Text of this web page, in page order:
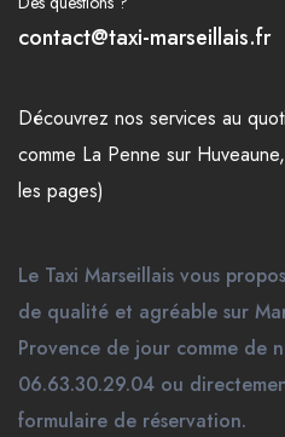
contact@taxi-marseillais.fr
Découvrez nos services au
comme La Penne sur Huveaune,
les pages)
Le Taxi Marseillais vous
de qualité et agréable sur
Provence de jour comme de
06.63.30.29.04 ou
formulaire de réservation.